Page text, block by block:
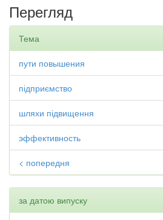
Перегляд
Тема
пути повышения
підприємство
шляхи підвищення
эффективность
< попередня
за датою випуску